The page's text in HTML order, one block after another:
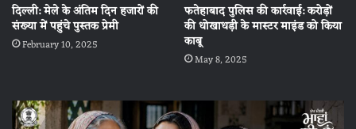
दिल्ली: मेले के अंतिम दिन हजारों की
संख्या में पहुंचे पुस्तक प्रेमी
February 10, 2025
फतेहाबाद पुलिस की कार्रवाई: करोड़ों
की धोखाधड़ी के मास्टर माइंड को किया
काबू
May 8, 2025